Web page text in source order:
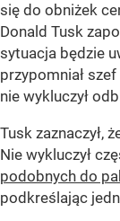
się do obniżek
Donald Tusk
sytuacja będzie
przypomniał
nie wykluczył
Tusk zaznaczył,
Nie wykluczył
podobnych do
podkreślając